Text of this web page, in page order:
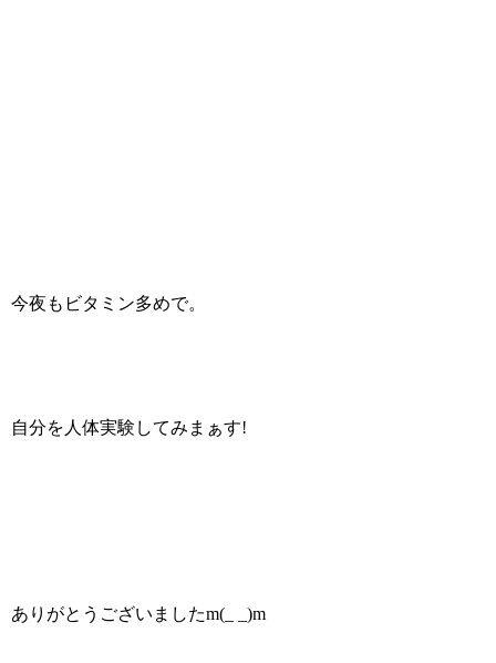
今夜もビタミン多めで。
自分を人体実験してみまぁす!
ありがとうございましたm(_ _)m